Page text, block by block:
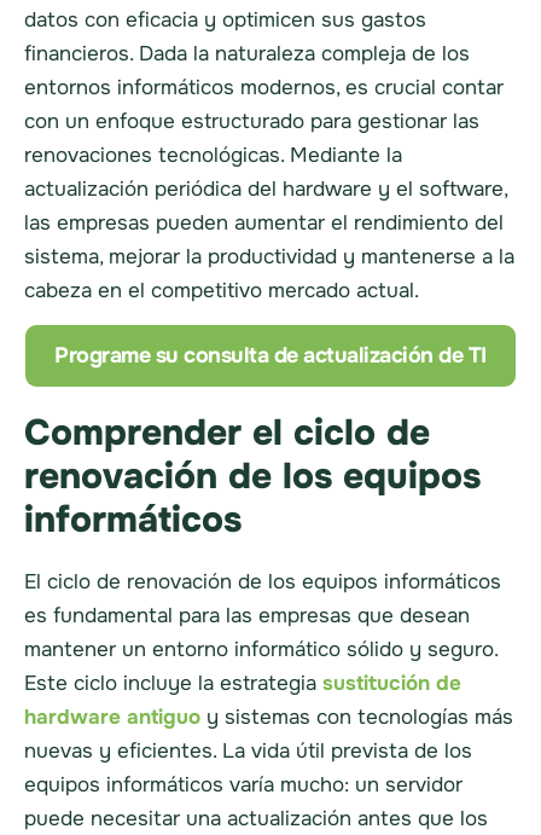
datos con eficacia y optimicen sus gastos
financieros. Dada la naturaleza compleja de los
entornos informáticos modernos, es crucial contar
con un enfoque estructurado para gestionar las
renovaciones tecnológicas. Mediante la
actualización periódica del hardware y el software,
las empresas pueden aumentar el rendimiento del
sistema, mejorar la productividad y mantenerse a la
cabeza en el competitivo mercado actual.
Programe su consulta de actualización de TI
Comprender el ciclo de
renovación de los equipos
informáticos
El ciclo de renovación de los equipos informáticos
es fundamental para las empresas que desean
mantener un entorno informático sólido y seguro.
Este ciclo incluye la estrategia sustitución de
hardware antiguo y sistemas con tecnologías más
nuevas y eficientes. La vida útil prevista de los
equipos informáticos varía mucho: un servidor
puede necesitar una actualización antes que los